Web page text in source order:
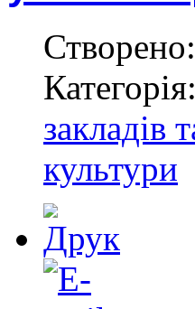
Категорія:
закладів
культури